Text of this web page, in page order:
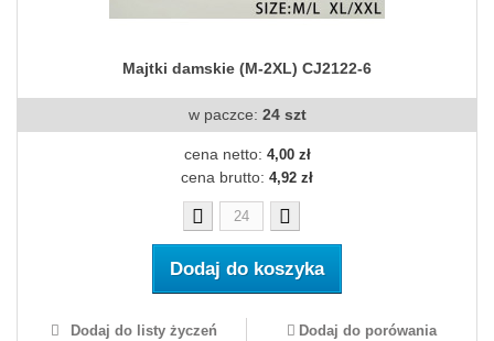
Majtki damskie (M-2XL) CJ2122-6
w paczce: 24 szt
cena netto: 4,00 zł
cena brutto: 4,92 zł
Dodaj do koszyka
Dodaj do listy życzeń Dodaj do porówania